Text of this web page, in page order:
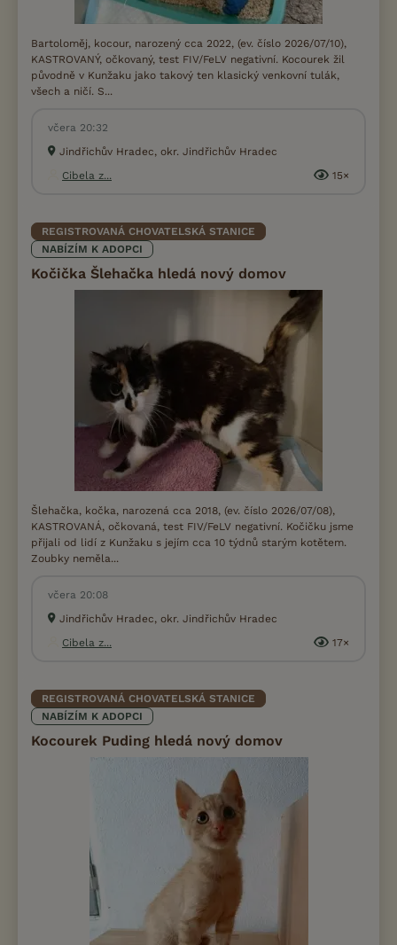
Bartoloměj, kocour, narozený cca 2022, (ev. číslo 2026/07/10),
KASTROVANÝ, očkovaný, test FIV/FeLV negativní. Kocourek žil
původně v Kunžaku jako takový ten klasický venkovní tulák,
všech a ničí. S...
včera 20:32
Jindřichův Hradec, okr. Jindřichův Hradec
Cibela z...
15×
REGISTROVANÁ CHOVATELSKÁ STANICE
NABÍZÍM K ADOPCI
Kočička Šlehačka hledá nový domov
Šlehačka, kočka, narozená cca 2018, (ev. číslo 2026/07/08),
KASTROVANÁ, očkovaná, test FIV/FeLV negativní. Kočičku jsme
přijali od lidí z Kunžaku s jejím cca 10 týdnů starým kotětem.
Zoubky neměla...
včera 20:08
Jindřichův Hradec, okr. Jindřichův Hradec
Cibela z...
17×
REGISTROVANÁ CHOVATELSKÁ STANICE
NABÍZÍM K ADOPCI
Kocourek Puding hledá nový domov